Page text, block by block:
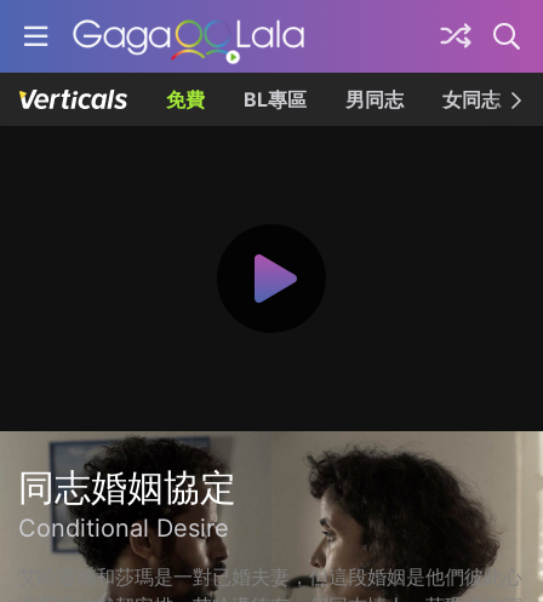
免費 BL專區 男同志 女同志
同志婚姻協定
Conditional Desire
艾哈邁德和莎瑪是一對已婚夫妻，但這段婚姻是他們彼此心